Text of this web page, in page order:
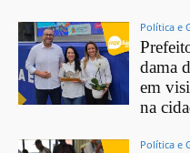
Política e
dama
em
na
Política e